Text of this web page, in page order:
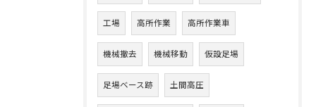
工場 高所作業 高所作業車
機械撤去 機械移動 仮設足場
足場ベース跡 土間高圧